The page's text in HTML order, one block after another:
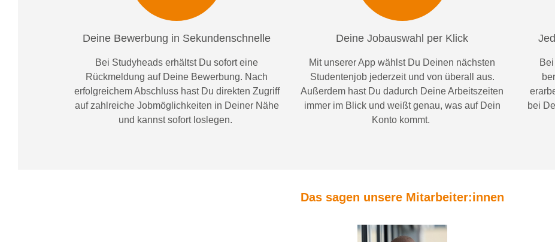
Deine Bewerbung in Sekundenschnelle
Bei Studyheads erhältst Du sofort eine
Rückmeldung auf Deine Bewerbung. Nach
erfolgreichem Abschluss hast Du direkten Zugriff
auf zahlreiche Jobmöglichkeiten in Deiner Nähe
und kannst sofort loslegen.
Deine Jobauswahl per Klick
Mit unserer App wählst Du Deinen nächsten
Studentenjob jederzeit und von überall aus.
Außerdem hast Du dadurch Deine Arbeitszeiten
immer imBlick und weißtgenau, was auf Dein
Konto kommt.
Bei
bei
Das sagen unsere Mitarbeiter:innen